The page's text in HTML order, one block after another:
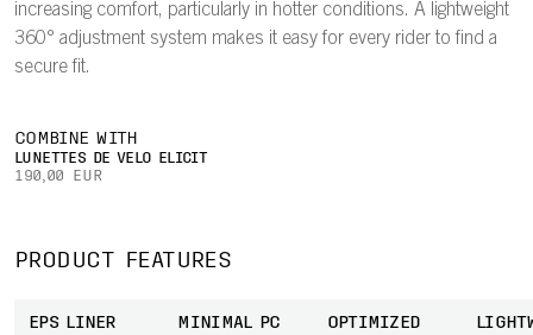
increasing comfort, particularly in hotter conditions. A lightweight
360° adjustment system makes it easy for every rider to find a
secure fit.
COMBINE WITH
LUNETTES DE VÉLO ELICIT
190,00 EUR
PRODUCT FEATURES
EPS LINER
MINIMAL PC
OPTIMIZED